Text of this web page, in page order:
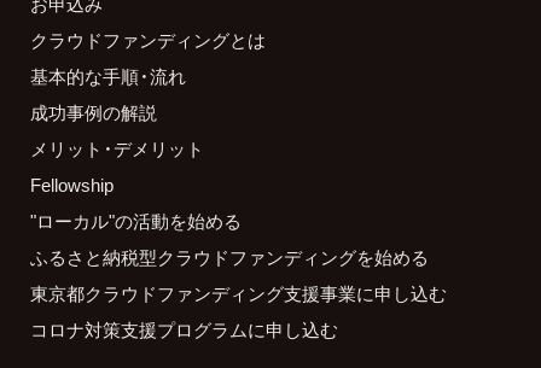
クラウドファンディングとは
基本的な手順・流れ
成功事例の解説
メリット・デメリット
Fellowship
"ローカル"の活動を始める
ふるさと納税型クラウドファンディングを始める
東京都クラウドファンディング支援事業に申し込む
コロナ対策支援プログラムに申し込む